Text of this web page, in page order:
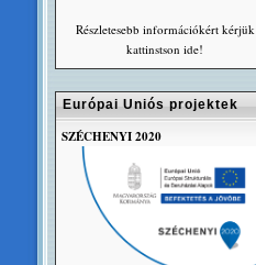
Részletesebb információkért kérjük
kattinstson ide!
Európai Uniós projektek
SZÉCHENYI 2020